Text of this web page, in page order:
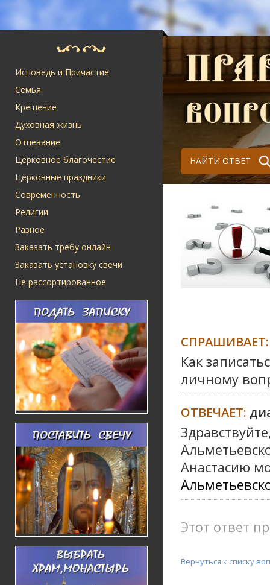
Исповедь и Причастие
Семья
Крещение
Духовная жизнь
Отпевание
Церковное благочестие
Церковные праздники
Современность
Религии
Разное
Заказать требу онлайн
Заказать установку свечи
Не рассортированное
НАЙТИ ОТВЕТ
СПРАШИВАЕТ:
Как
личному
ОТВЕЧАЕТ:
Анастасию
Этот ответ
Вернуться к списку